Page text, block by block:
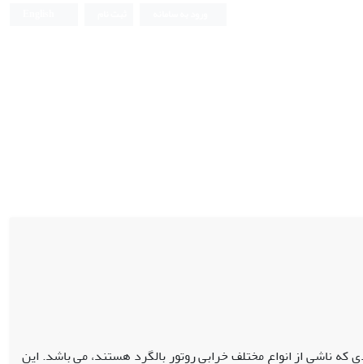
ناشی از انواع مختلف خرابی روتور بالگرد هستند، می باشد. این